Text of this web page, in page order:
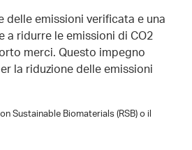
emissioni verificata e una
a ridurre le emissioni di CO2
merci. Questo impegno
la riduzione delle emissioni
Sustainable Biomaterials (RSB) o il